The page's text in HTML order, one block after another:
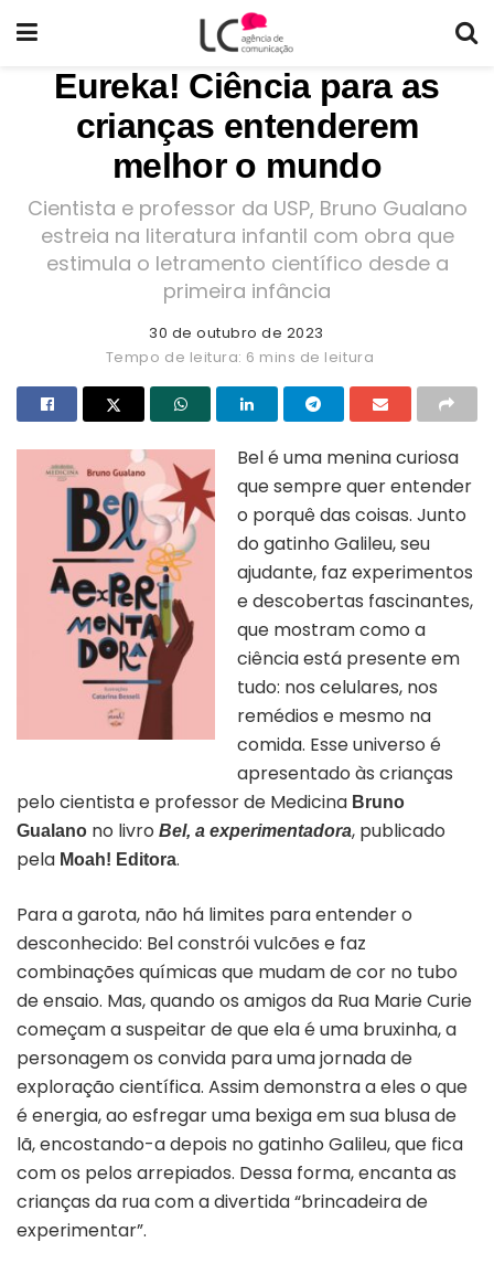
Eureka! Ciência para as
crianças entenderem
melhor o mundo
Cientista e professor da USP, Bruno Gualano
estreia na literatura infantil com obra que
estimula o letramento científico desde a
primeira infância
30 de outubro de 2023
Tempo de leitura: 6 mins de leitura
Bel é uma menina curiosa
que sempre quer entender
o porquê das coisas. Junto
do gatinho Galileu, seu
ajudante, faz experimentos
e descobertas fascinantes,
que mostram como a
ciência está presente em
tudo: nos celulares, nos
remédios e mesmo na
comida. Esse universo é
apresentado às crianças
pelo cientista e professor de Medicina Bruno
Gualano no livro Bel, a experimentadora, publicado
pela Moah! Editora.
Para a garota, não há limites para entender o
desconhecido: Bel constrói vulcões e faz
combinações químicas que mudam de cor no tubo
de ensaio. Mas, quando os amigos da Rua Marie Curie
começam a suspeitar de que ela é uma bruxinha, a
personagem os convida para uma jornada de
exploração científica. Assim demonstra a eles o que
é energia, ao esfregar uma bexiga em sua blusa de
lã, encostando-a depois no gatinho Galileu, que fica
com os pelos arrepiados. Dessa forma, encanta as
crianças da rua com a divertida “brincadeira de
experimentar”.